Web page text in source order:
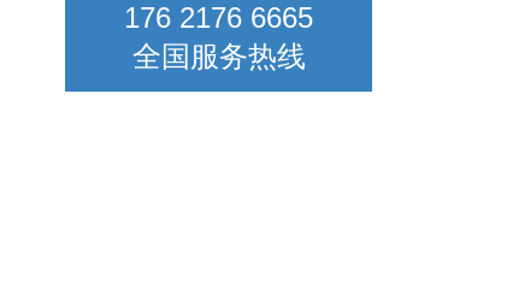
176 2176 6665
全国服务热线